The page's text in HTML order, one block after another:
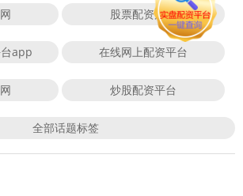
股票配资风险
app 在线网上配资平台
炒股配资平台
全部话题标签